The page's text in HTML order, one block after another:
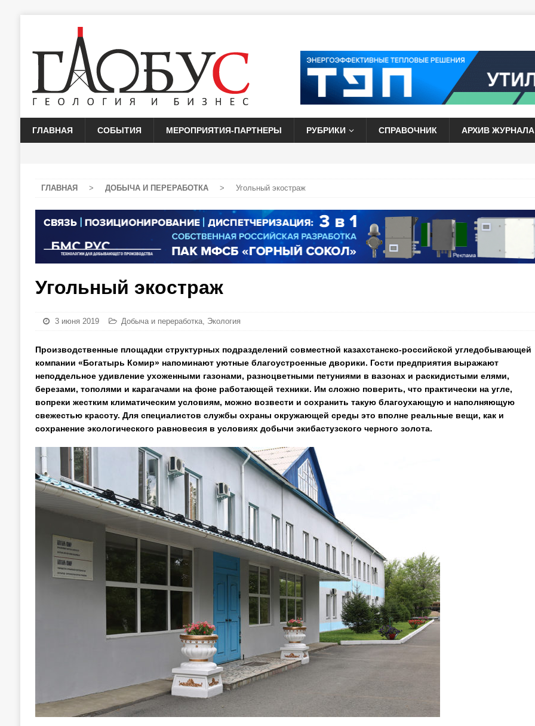
ГЛАВНАЯ СОБЫТИЯ МЕРОПРИЯТИЯ-ПАРТНЕРЫ РУБРИКИ СПРАВОЧНИК АРХИВ ЖУРНАЛА
ГЛАВНАЯ > ДОБЫЧА И ПЕРЕРАБОТКА > Угольный экостраж
Угольный экостраж
3 июня 2019 Добыча и переработка, Экология
Производственные площадки структурных подразделений совместной казахстанско-российской угледобывающей
компании «Богатырь Комир» напоминают уютные благоустроенные дворики. Гости предприятия выражают
неподдельное удивление ухоженными газонами, разноцветными петуниями в вазонах и раскидистыми елями,
березами, тополями и карагачами на фоне работающей техники. Им сложно поверить, что практически на угле,
вопреки жестким климатическим условиям, можно возвести и сохранить такую благоухающую и наполняющую
свежестью красоту. Для специалистов службы охраны окружающей среды это вполне реальные вещи, как и
сохранение экологического равновесия в условиях добычи экибастузского черного золота.